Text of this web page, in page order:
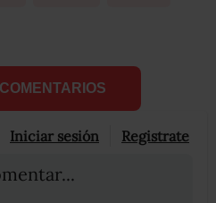
Iniciar sesión Registrate